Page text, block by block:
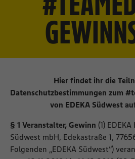
Hier findet ihr die
Datenschutzbestimmungen zum
von EDEKA Südwest
§ 1 Veranstalter, Gewinn (1)
Südwest mbH, Edekastraße 1,
Folgenden „EDEKA Südwest“)